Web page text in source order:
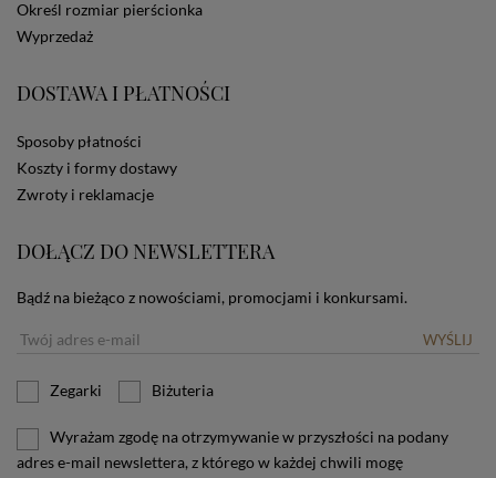
zamieszczane w urządzeniu końcowym każdego
użytkownika. Jeżeli użytkownik nie wyraża zgody na
ustawienia swojej przeglądarki.
informacji o plikach cookies.
Określ rozmiar pierścionka
Wyprzedaż
DOSTAWA I PŁATNOŚCI
Sposoby płatności
Koszty i formy dostawy
Zwroty i reklamacje
DOŁĄCZ DO NEWSLETTERA
Bądź na bieżąco z nowościami, promocjami i konkursami.
WYŚLIJ
Zegarki Biżuteria
Wyrażam zgodę na otrzymywanie w przyszłości na podany
adres e-mail newslettera, z którego w każdej chwili mogę